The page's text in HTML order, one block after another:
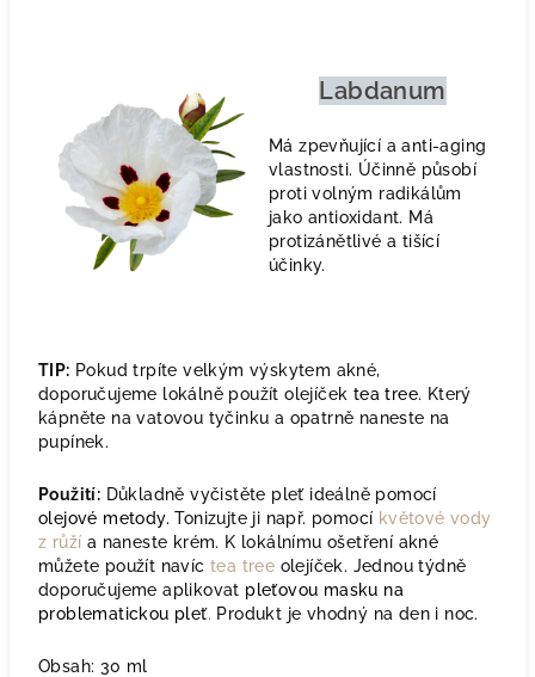
Labdanum
Má zpevňující a anti-aging
vlastnosti. Účinně působí
proti volným radikálům
jako antioxidant. Má
protizánětlivé a tišící
účinky.
TIP: Pokud trpíte velkým výskytem akné,
doporučujeme lokálně použít olejíček tea tree. Který
kápněte na vatovou tyčinku a opatrně naneste na
pupínek.
Použití: Důkladně vyčistěte pleť ideálně pomocí
olejové metody.Tonizujte ji např. pomocí květové vody
z růží a naneste krém. K lokálnímu ošetření akné
můžete použít navíc tea tree olejíček. Jednou týdně
doporučujeme aplikovat pleťovou masku na
problematickou pleť. Produkt je vhodný na den i noc.
Obsah: 30 ml